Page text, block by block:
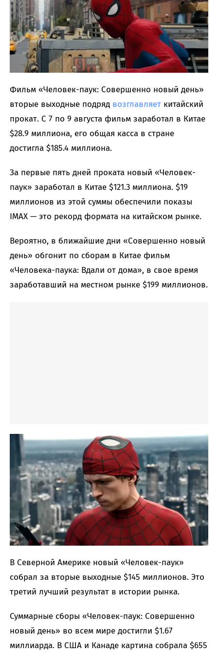
Фильм «Человек-паук: Совершенно новый день»
вторые выходные подряд возглавляет китайский
прокат. С 7 по 9 августа фильм заработал в Китае
$28.9 миллиона, его общая касса в стране
достигла $185.4 миллиона.
За первые пять дней проката новый «Человек-
паук» заработал в Китае $121.3 миллиона. $19
миллионов из этой суммы обеспечили показы
IMAX — это рекорд формата на китайском рынке.
Вероятно, в ближайшие дни «Совершенно новый
день» обгонит по сборам в Китае фильм
«Человека-паука: Вдали от дома», в свое время
заработавший на местном рынке $199 миллионов.
В Северной Америке новый «Человек-паук»
собрал за вторые выходные $145 миллионов. Это
третий лучший результат в истории рынка.
Суммарные сборы «Человек-паук: Совершенно
новый день» во всем мире достигли $1.67
миллиарда. В США и Канаде картина собрала $655